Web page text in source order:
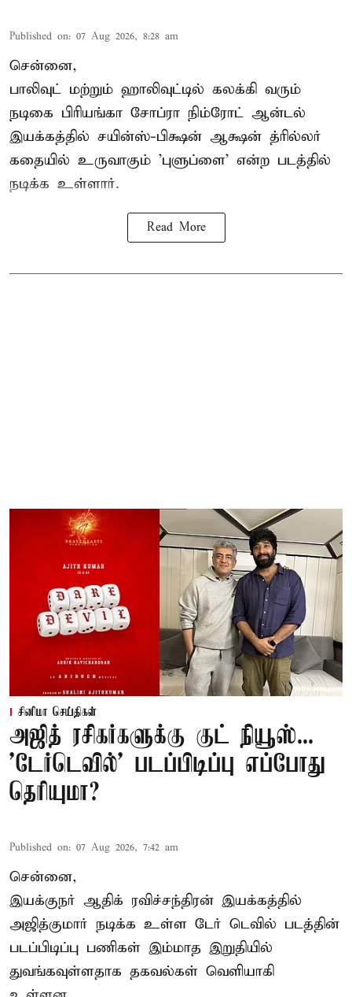
Published on: 07 Aug 2026, 8:28 am
சென்னை,
பாலிவுட் மற்றும் ஹாலிவுட்டில் கலக்கி வரும்
நடிகை பிரியங்கா சோப்ரா நிம்ரோட் ஆன்டல்
இயக்கத்தில் சயின்ஸ்-பிக்ஷன் ஆக்ஷன் த்ரில்லர்
கதையில் உருவாகும் 'புளுப்ளை' என்ற படத்தில்
நடிக்க உள்ளார்.
Read More
சினிமா செய்திகள்
அஜித் ரசிகர்களுக்கு குட் நியூஸ்...
'டேர்டெவில்' படப்பிடிப்பு எப்போது
தெரியுமா?
Published on: 07 Aug 2026, 7:42 am
சென்னை,
இயக்குநர் ஆதிக் ரவிச்சந்திரன் இயக்கத்தில்
அஜித்குமார் நடிக்க உள்ள டேர் டெவில் படத்தின்
படப்பிடிப்பு பணிகள் இம்மாத இறுதியில்
துவங்கவுள்ளதாக தகவல்கள் வெளியாகி